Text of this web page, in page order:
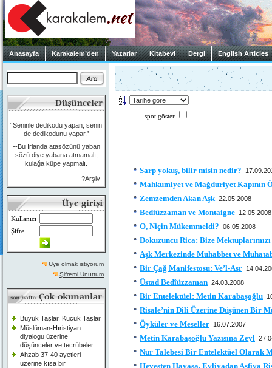
Anasayfa Karakalem’den Yazarlar Kitabevi Dergi English Articles
“Seninle dedikodu yapan, senin
de dedikodunu yapar.”
--Bu İrlanda atasözünü yaban
sözü diye yabana atmamalı,
kulağa küpe yapmalı.
?Arşiv
Kullanıcı
Şifre
Üye olmak istiyorum
Şifremi Unuttum
Büyük Taşlar, Küçük Taşlar
Müslüman-Hıristiyan
diyalogu üzerine
düşünceler ve tecrübeler
Ahzab 37-40 ayetleri
üzerine kısa bir
-spot göster
Sarp yokuş, bilir misin nedir?
Mahkumiyet ve Mağduriyet Kapının
Zemzemden Akan Aşk 22.05.2008
Bediüzzaman ve Montaigne 12.05.2008
O, Niçin Mükemmeldi? 06.05.2008
Dokuzuncu Rica: Bize
Aşk Merkezinde Muhabbet ve
Bir Çağ Manifestosu: Ve’l-Asr
Üstad Bedîüzzaman 24.03.2008
Bir Entelektüel: Metin Karabaşoğlu
Risale’nin Dili Üzerine Düşünen Bir
Öyküler ve Meseller 16.07.2007
Metin Karabaşoğlu Yazısına Zeyl
Nur Talebesi Bir Entelektüel Olarak
Hevesten Havasa, Evliyadan Asfiya